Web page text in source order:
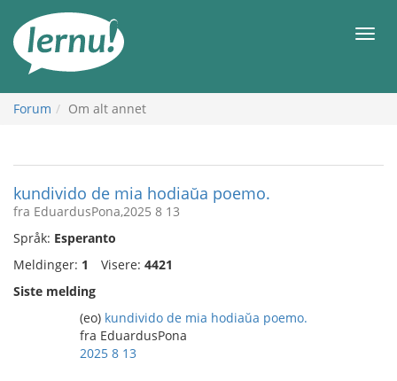
innholdet
Meny
Forum Om alt annet
kundivido de mia hodiaŭa poemo.
fra EduardusPona,2025 8 13
Språk: Esperanto
Meldinger: 1 Visere: 4421
Siste melding
(eo) kundivido de mia hodiaŭa poemo.
fra EduardusPona
2025 8 13